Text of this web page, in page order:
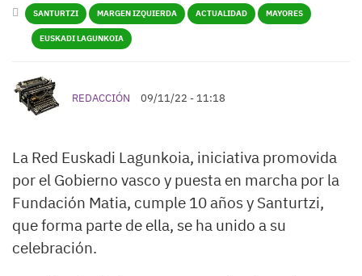
SANTURTZI MARGEN IZQUIERDA ACTUALIDAD MAYORES
EUSKADI LAGUNKOIA
REDACCIÓN 09/11/22 - 11:18
La Red Euskadi Lagunkoia, iniciativa promovida
por el Gobierno vasco y puesta en marcha por la
Fundación Matia, cumple 10 años y Santurtzi,
que forma parte de ella, se ha unido a su
celebración.